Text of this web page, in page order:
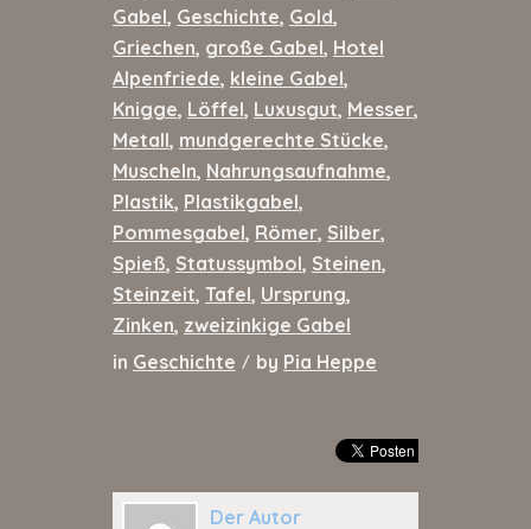
Gabel, Geschichte, Gold,
Griechen, große Gabel, Hotel
Alpenfriede, kleine Gabel,
Knigge, Löffel, Luxusgut, Messer,
Metall, mundgerechte Stücke,
Muscheln, Nahrungsaufnahme,
Plastik, Plastikgabel,
Pommesgabel, Römer, Silber,
Spieß, Statussymbol, Steinen,
Steinzeit, Tafel, Ursprung,
Zinken, zweizinkige Gabel
in Geschichte / by Pia Heppe
Der Autor